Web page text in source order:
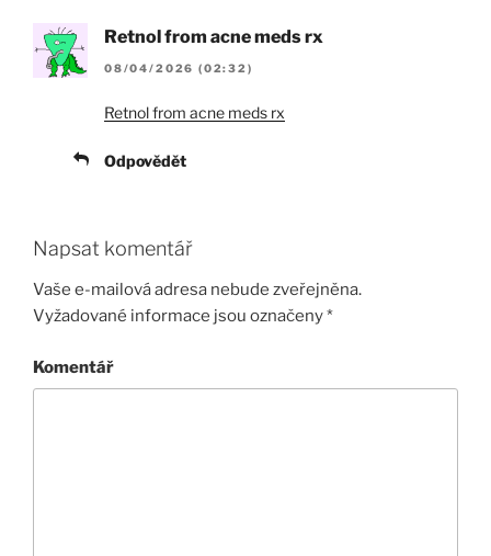
Retnol from acne meds rx
08/04/2026 (02:32)
Retnol from acne meds rx
Odpovědět
Napsat komentář
Vaše e-mailová adresa nebude zveřejněna.
Vyžadované informace jsou označeny*
Komentář